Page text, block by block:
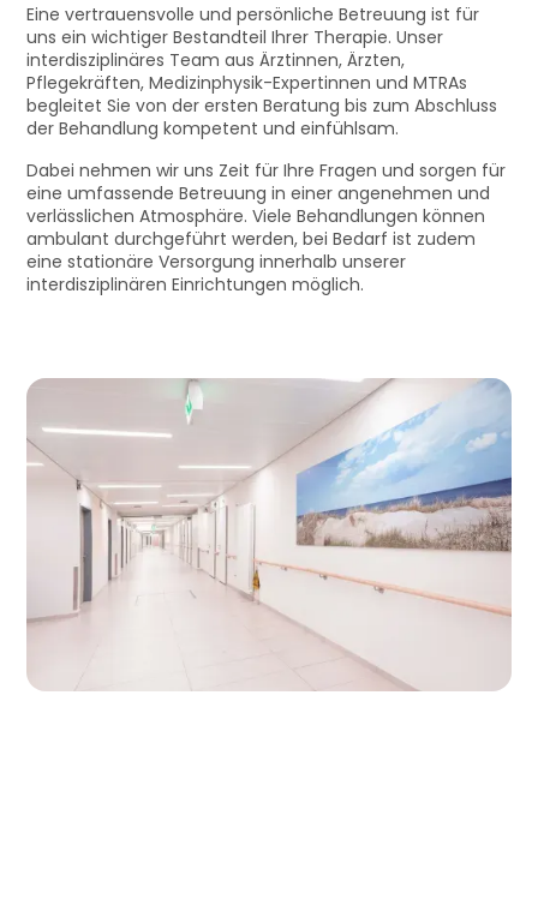
Eine vertrauensvolle und persönliche Betreuung ist für
uns ein wichtiger Bestandteil Ihrer Therapie. Unser
interdisziplinäres Team aus Ärztinnen, Ärzten,
Pflegekräften, Medizinphysik-Expertinnen und MTRAs
begleitet Sie von der ersten Beratung bis zum Abschluss
der Behandlung kompetent und einfühlsam.
Dabei nehmen wir uns Zeit für Ihre Fragen und sorgen für
eine umfassende Betreuung in einer angenehmen und
verlässlichen Atmosphäre. Viele Behandlungen können
ambulant durchgeführt werden, bei Bedarf ist zudem
eine stationäre Versorgung innerhalb unserer
interdisziplinären Einrichtungen möglich.